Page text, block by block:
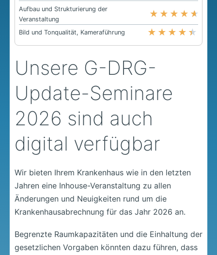
Aufbau und Strukturierung der
Veranstaltung
★ ★ ★ ★ ★
Bild und Tonqualität, Kameraführung ★ ★ ★ ★ ★
Unsere G-DRG-
Update-Seminare
2026 sind auch
digital verfügbar
Wir bieten Ihrem Krankenhaus wie in den letzten
Jahren eine Inhouse-Veranstaltung zu allen
Änderungen und Neuigkeiten rund um die
Krankenhausabrechnung für das Jahr 2026 an.
Begrenzte Raumkapazitäten und die Einhaltung der
gesetzlichen Vorgaben könnten dazu führen, dass